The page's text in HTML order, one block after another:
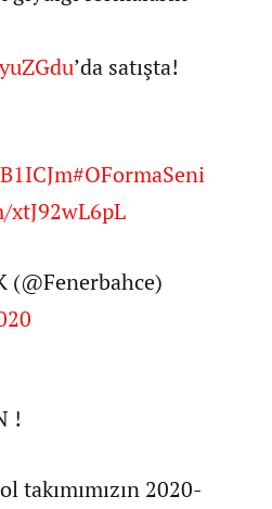
’da satışta!
#OFormaSeni
(@Fenerbahce)
!
takımımızın 2020-